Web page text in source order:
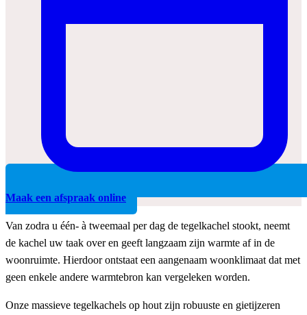
Maak een afspraak online
Van zodra u één- à tweemaal per dag de tegelkachel stookt, neemt
de kachel uw taak over en geeft langzaam zijn warmte af in de
woonruimte. Hierdoor ontstaat een aangenaam woonklimaat dat met
geen enkele andere warmtebron kan vergeleken worden.
Onze massieve tegelkachels op hout zijn robuuste en gietijzeren